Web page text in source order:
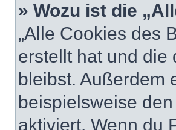
» Wozu ist die
„Alle Cookies des
erstellt hat und die
bleibst. Außerdem
beispielsweise
aktiviert. Wenn du